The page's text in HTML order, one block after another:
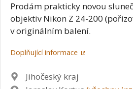
Prodám prakticky novou
objektiv Nikon Z 24-200
v originálním balení.
Doplňující informace
Lokalita
Jihočeský kraj